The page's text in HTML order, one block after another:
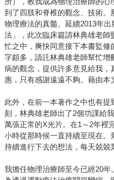
到了四肢和脊椎的觀念、技術
物理療法的真髓。延續2013年
法」，此次臨床篇請林典雄老
忙之中，爽快同意接下本書監
字頗多，請託林典雄老師幫忙
病的觀念，提供許多意見給我，
惠，只有感謝遠遠不夠。藉由本
此外，在前一本著作之中也有
刻，林典雄老師出了2個功課給
萬張正常的X光片。在1～2年裡
小時從那時候一直持續至現在
持續進行下去的想法，每天兢兢
我擔任物理治療師至今已經20